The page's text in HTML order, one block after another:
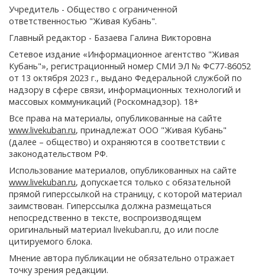
Учредитель - Общество с ограниченной
ответственностью "Живая Кубань".
Главный редактор - Базаева Галина Викторовна
Сетевое издание «Информационное агентство "Живая
Кубань"», регистрационный номер СМИ ЭЛ № ФС77-86052
от 13 октября 2023 г., выдано Федеральной службой по
надзору в сфере связи, информационных технологий и
массовых коммуникаций (Роскомнадзор). 18+
Все права на материалы, опубликованные на сайте
www.livekuban.ru, принадлежат ООО "Живая Кубань"
(далее – общество) и охраняются в соответствии с
законодательством РФ.
Использование материалов, опубликованных на сайте
www.livekuban.ru, допускается только с обязательной
прямой гиперссылкой на страницу, с которой материал
заимствован. Гиперссылка должна размещаться
непосредственно в тексте, воспроизводящем
оригинальный материал livekuban.ru, до или после
цитируемого блока.
Мнение автора публикации не обязательно отражает
точку зрения редакции.